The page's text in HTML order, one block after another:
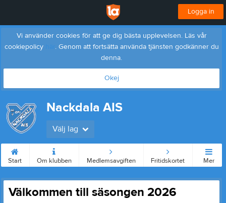
Logga in
Vi använder cookies för att ge dig bästa upplevelsen. Läs vår
cookiepolicy
. Genom att fortsätta använda tjänsten godkänner du
denna.
Okej
Nackdala AIS
Välj lag
Start Om klubben Medlemsavgiften Fritidskortet Mer
Välkommen till säsongen 2026